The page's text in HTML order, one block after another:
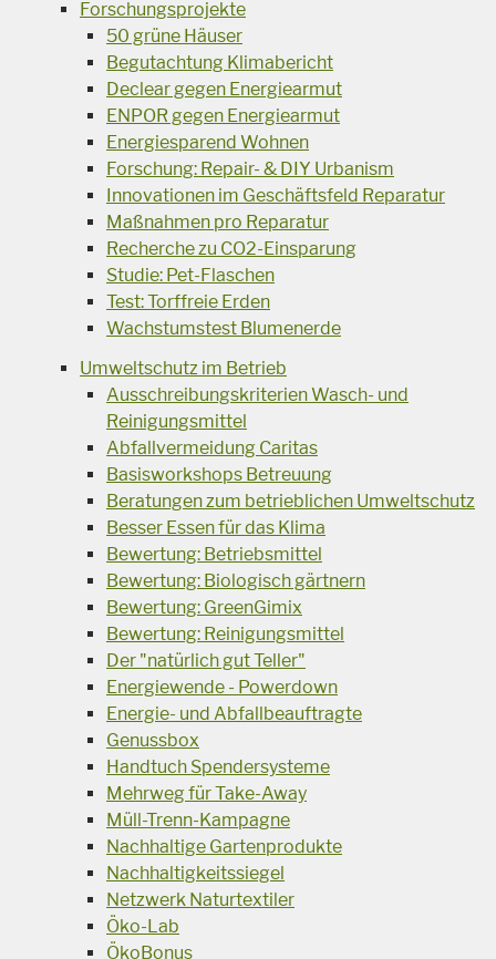
Forschungsprojekte
50 grüne Häuser
Begutachtung Klimabericht
Declear gegen Energiearmut
ENPOR gegen Energiearmut
Energiesparend Wohnen
Forschung: Repair- & DIY Urbanism
Innovationen im Geschäftsfeld Reparatur
Maßnahmen pro Reparatur
Recherche zu CO2-Einsparung
Studie: Pet-Flaschen
Test: Torffreie Erden
Wachstumstest Blumenerde
Umweltschutz im Betrieb
Ausschreibungskriterien Wasch- und
Reinigungsmittel
Abfallvermeidung Caritas
Basisworkshops Betreuung
Beratungen zum betrieblichen Umweltschutz
Besser Essen für das Klima
Bewertung: Betriebsmittel
Bewertung: Biologisch gärtnern
Bewertung: GreenGimix
Bewertung: Reinigungsmittel
Der "natürlich gut Teller"
Energiewende - Powerdown
Energie- und Abfallbeauftragte
Genussbox
Handtuch Spendersysteme
Mehrweg für Take-Away
Müll-Trenn-Kampagne
Nachhaltige Gartenprodukte
Nachhaltigkeitssiegel
Netzwerk Naturtextiler
Öko-Lab
ÖkoBonus